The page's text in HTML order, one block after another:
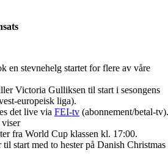
en stevnehelg startet for flere av våre
Victoria Gulliksen til start i sesongens
europeisk liga).
det live via FEI-tv (abonnement/betal-tv).
viser
fra World Cup klassen kl. 17:00.
start med to hester på Danish Christmas